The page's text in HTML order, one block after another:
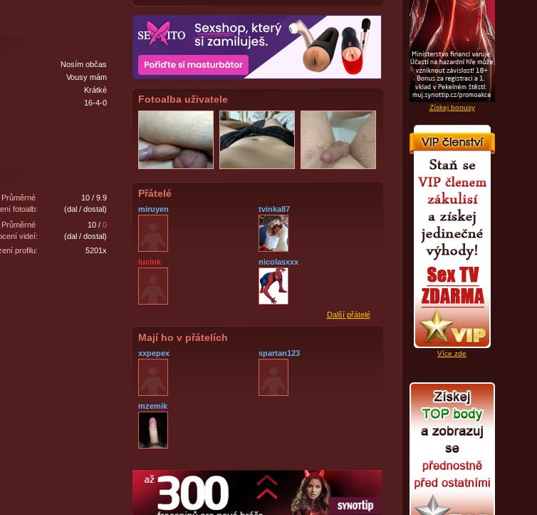
Získej bonusy
Více zde
Nosím občas
Vousy mám
Krátké
16-4-0
Průměrné
fotoalb:
10 / 9.9
(dal / dostal)
Průměrné
videí:
10 / 0
(dal / dostal)
profilu:
5201x
Fotoalba uživatele
Přátelé
miruyen tvinka87
lucink nicolasxxx
Další přátelé
Mají ho v přátelích
xxpepex spartan123
mzemik